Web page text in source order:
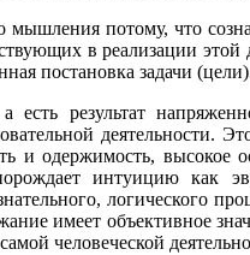
мышления потому, что
в реализации
постановка задачи
результат
деятельности.
и одержимость, высокое
интуицию как
логического
имеет объективное
человеческой